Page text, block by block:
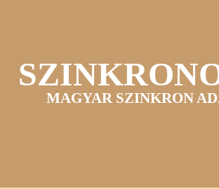
MAGYAR SZINKRON